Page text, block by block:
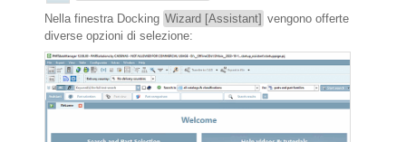
Nella finestra Docking Wizard [Assistant] vengono offerte
diverse opzioni di selezione: